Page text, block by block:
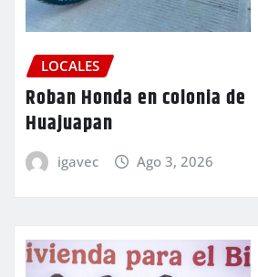
LOCALES
Roban Honda en colonia de
Huajuapan
igavec Ago 3, 2026